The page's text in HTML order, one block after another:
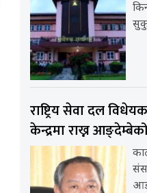
राष्ट्रिय सेवा दल
केन्द्रमा राख्न